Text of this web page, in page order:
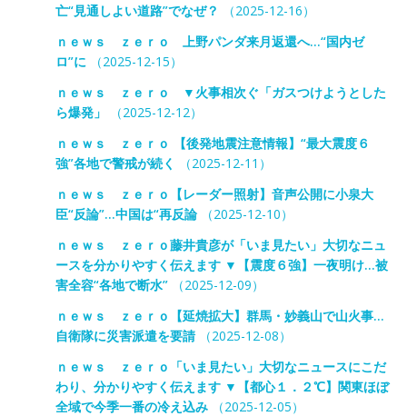
亡“見通しよい道路”でなぜ？
（2025-12-16）
ｎｅｗｓ ｚｅｒｏ 上野パンダ来月返還へ…“国内ゼ
ロ”に （2025-12-15）
ｎｅｗｓ ｚｅｒｏ ▼火事相次ぐ「ガスつけようとした
ら爆発」
（2025-12-12）
ｎｅｗｓ ｚｅｒｏ 【後発地震注意情報】“最大震度６
強”各地で警戒が続く
（2025-12-11）
ｎｅｗｓ ｚｅｒｏ【レーダー照射】音声公開に小泉大
臣“反論”…中国は“再反論（2025-12-10）
ｎｅｗｓ ｚｅｒｏ藤井貴彦が「いま見たい」大切なニュ
ースを分かりやすく伝えます ▼【震度６強】一夜明け…被
害全容“各地で断水”（2025-12-09）
ｎｅｗｓ ｚｅｒｏ【延焼拡大】群馬・妙義山で山火事…
自衛隊に災害派遣を要請（2025-12-08）
ｎｅｗｓ ｚｅｒｏ「いま見たい」大切なニュースにこだ
わり、分かりやすく伝えます ▼【都心１．２℃】関東ほぼ
全域で今季一番の冷え込み（2025-12-05）